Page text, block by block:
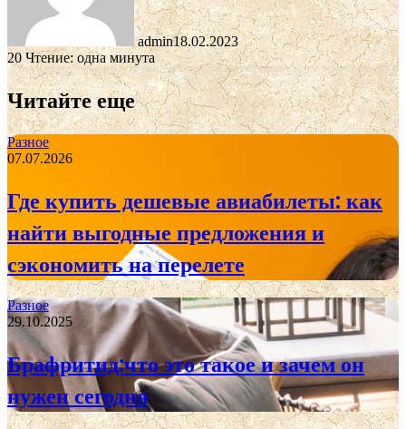
admin18.02.2023
20 Чтение: одна минута
Читайте еще
Разное
07.07.2026
Где купить дешевые авиабилеты: как
найти выгодные предложения и
сэкономить на перелете
Разное
29.10.2025
Брафритид:что это такое и зачем он
нужен сегодня